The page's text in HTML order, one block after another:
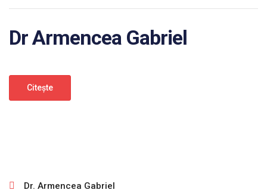
Dr Armencea Gabriel
Citeşte
Dr. Armencea Gabriel